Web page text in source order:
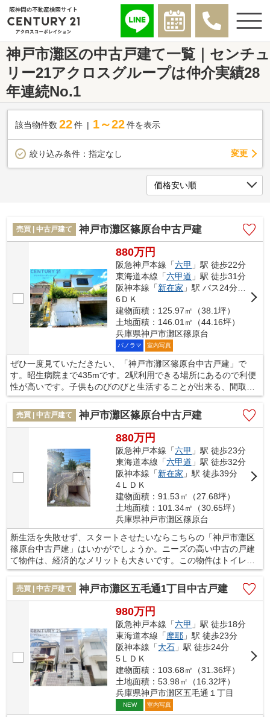
神戸市灘区の中古戸建て一覧｜センチュ
リー21アクロスグループは仲介実績28
年連続No.1
該当物件数 22件 1～22 件を表示
絞り込み条件： 指定なし 変更
売買 | 中古戸建て 神戸市灘区篠原台中古戸建
880万円
阪急神戸本線「六甲 」駅 徒歩22分
東海道本線「六甲道 」駅 徒歩31分
阪神本線「新在家 」駅 バス24分 「炭山橋」 停歩4分
6ＤＫ
建物面積：125.97㎡（38.1坪）
土地面積：146.01㎡（44.16坪）
兵庫県神戸市灘区篠原台
パノラマ 室内写真
ぜひ一度見ていただきたい、「神戸市灘区篠原台中古戸建」で
す。昭生病院まで435mです。2駅利用できる場所にあるので利便
性が高いです。子供ものびのびと生活することが出来る、間取の
6DKの物件です。当社で不動産を探しませんか。人生に何度とな
い不動産購入だからこそ、当社にお任せください。数多くの不動
産情報を取り扱っております。
売買 | 中古戸建て 神戸市灘区篠原台中古戸建
880万円
阪急神戸本線「六甲 」駅 徒歩23分
東海道本線「六甲道 」駅 徒歩32分
阪神本線「新在家 」駅 徒歩39分
4ＬＤＫ
建物面積：91.53㎡（27.68坪）
土地面積：101.34㎡（30.65坪）
兵庫県神戸市灘区篠原台
新生活を失敗せず、スタートさせたいならこちらの「神戸市灘区
篠原台中古戸建」はいかがでしょうか。ニーズの高い中古の戸建
て物件は、経済的なメリットも大きいです。この物件はトイレが2
ヶ所にあります。広々としたベランダは多様に使えるので何かと
重宝します。一戸建て購入時の不安を、豊富なスタッフが解消い
たします。神戸市灘区の阪急神戸本線六甲周辺でマイホームを求
めるのであれば、お気軽にお問い合わせください。
売買 | 中古戸建て 神戸市灘区五毛通1丁目中古戸建
980万円
阪急神戸本線「六甲 」駅 徒歩18分
東海道本線「摩耶 」駅 徒歩23分
阪神本線「大石 」駅 徒歩24分
5ＬＤＫ
建物面積：103.68㎡（31.36坪）
土地面積：53.98㎡（16.32坪）
兵庫県神戸市灘区五毛通１丁目
NEW 室内写真